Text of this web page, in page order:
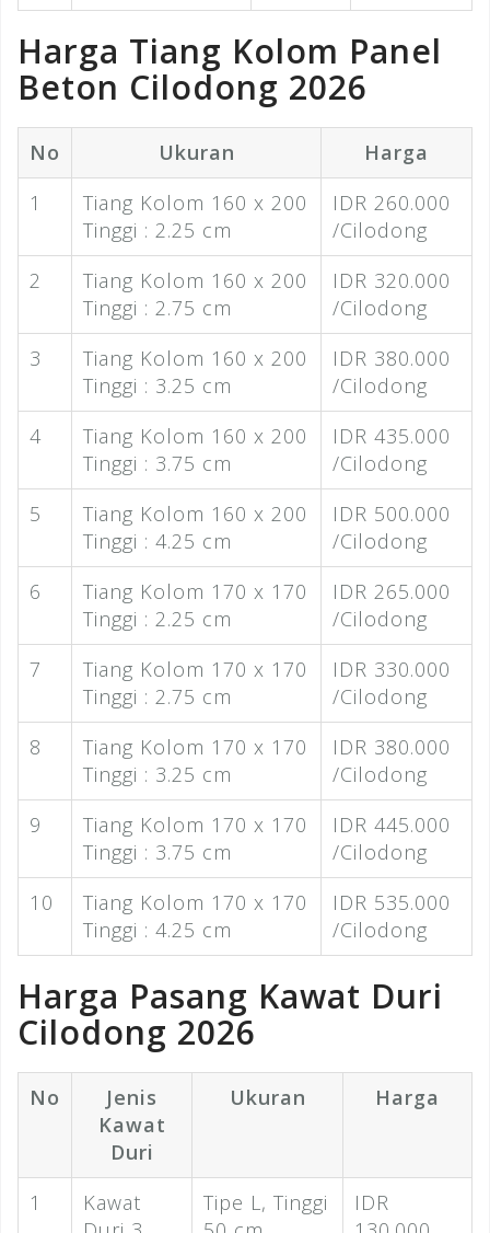
Harga Tiang Kolom Panel
Beton Cilodong 2026
No Ukuran
Harga
1
Tiang Kolom 160 x 200
Tinggi : 2.25 cm
IDR 260.000
/Cilodong
2
Tiang Kolom 160 x 200
Tinggi : 2.75 cm
IDR 320.000
/Cilodong
3
Tiang Kolom 160 x 200
Tinggi : 3.25 cm
IDR 380.000
/Cilodong
4
Tiang Kolom 160 x 200
Tinggi : 3.75 cm
IDR 435.000
/Cilodong
5
Tiang Kolom 160 x 200
Tinggi : 4.25 cm
IDR 500.000
/Cilodong
6
Tiang Kolom 170 x 170
Tinggi : 2.25 cm
IDR 265.000
/Cilodong
7
Tiang Kolom 170 x 170
Tinggi : 2.75 cm
IDR 330.000
/Cilodong
8
Tiang Kolom 170 x 170
Tinggi : 3.25 cm
IDR 380.000
/Cilodong
9
Tiang Kolom 170 x 170
Tinggi : 3.75 cm
IDR 445.000
/Cilodong
10
Tiang Kolom 170 x 170
Tinggi : 4.25 cm
IDR 535.000
/Cilodong
Harga Pasang Kawat Duri
Cilodong 2026
No
Jenis
Kawat
Duri
Ukuran Harga
1
Kawat
Tipe L, Tinggi
IDR